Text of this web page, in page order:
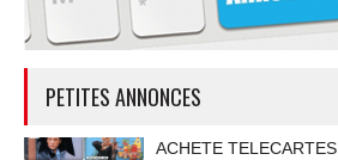
PETITES ANNONCES
ACHETE TELECARTES